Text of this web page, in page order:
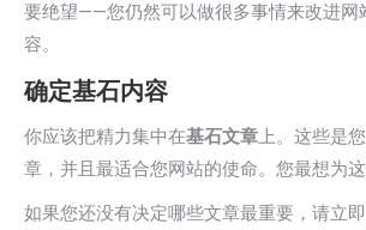
要绝望——您仍然可以做很多事情来改进网
容。
确定基石内容
你应该把精力集中在基石文章上。这些是
章，并且最适合您网站的使命。您最想为这
如果您还没有决定哪些文章最重要，请立